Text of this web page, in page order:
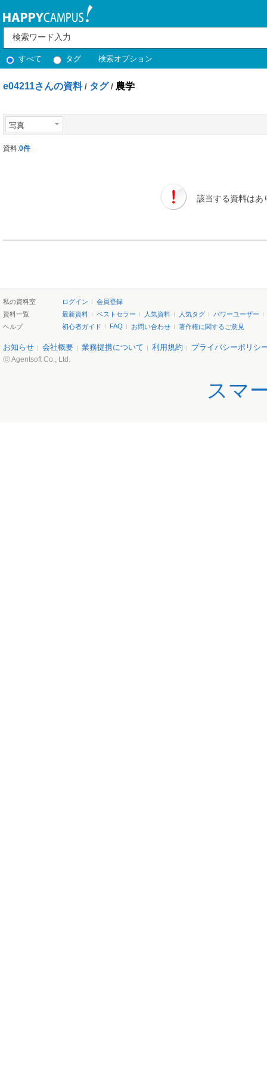
すべて タグ 検索オプション
e04211さんの資料 / タグ / 農学
写真
資料:0件
該当する資料はあ
私の資料室 ログイン
会員登録
資料一覧
最新資料 ベストセラー 人気資料 人気タグ
パワーユーザー
ヘルプ
初心者ガイド FAQ お問い合わせ 著作権に関するご意見
お知らせ 会社概要 業務提携について 利用規約 プライバシーポリシ
ⓒ Agentsoft Co., Ltd.
スマ